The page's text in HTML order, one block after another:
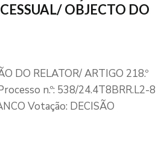
OBJECTO DO
DO RELATOR/ ARTIGO 218.º
n.º: 538/24.4T8BRR.L2-8
Votação: DECISÃO